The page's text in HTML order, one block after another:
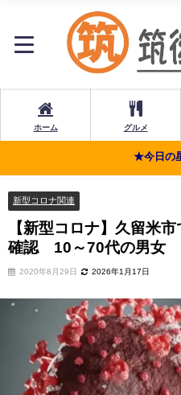
ホーム グルメ
★今日の
新型コロナ関連
【新型コロナ】久留米
確認 10～70代の男女
2020年8月29日 2026年1月17日